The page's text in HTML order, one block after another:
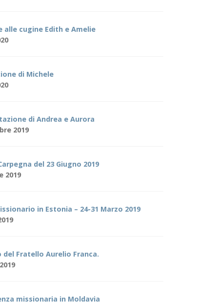
alle cugine Edith e Amelie
di Michele
di Andrea e Aurora
2019
del 23 Giugno 2019
2019
in Estonia – 24-31 Marzo 2019
del Fratello Aurelio Franca.
missionaria in Moldavia